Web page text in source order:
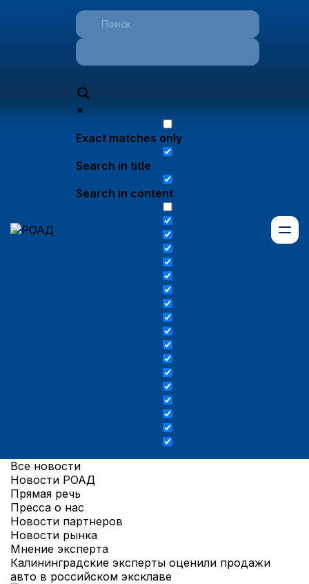
Exact matches only
Search in title
Search in content
Все новости
Новости РОАД
Прямая речь
Пресса о нас
Новости партнеров
Новости рынка
Мнение эксперта
Калининградские эксперты оценили продажи
авто в российском эксклаве